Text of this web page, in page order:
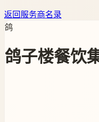
返回服务商名录
鸽
鸽子楼餐饮